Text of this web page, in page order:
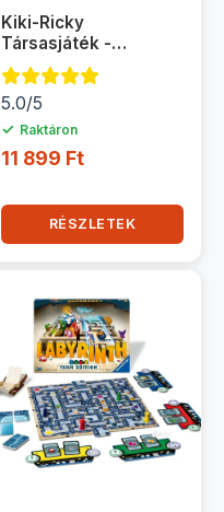
Kiki-Ricky
Társasjáték -
Ravensburger
5.0/5
✓ Raktáron
11 899 Ft
RÉSZLETEK